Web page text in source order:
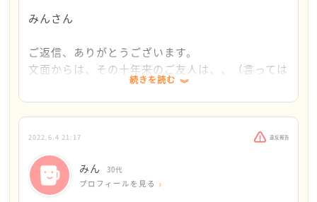
ほんとその通り。
は心の底にこういった気持ちがあるので、敢えて書か
せていただきました。
頂きたい〜(>_<)
感じたことに気付いてないんだと思います。だから
お友達も「バカにしてるでしょ」と言われたことが
自分の思いを否定して決めつけられたと感じたので
みんさんがお友達に正直に気持ちを伝えられたこ
と、とてもすごいなと思います。勇気が必要だった
と思います。
今後の関係を良好にしたいが為の勇気ある行動で、
その時にセツ様のアドバイスの通り、｢あなたの〇
す。
本当に自分の気持ちを相手に伝えたことが殆どない
ので(お恥ずかしながら)冷静に伝えられるか分かり
ませんが、
なとも思います。とにかくもう傷つきたくないの
で。甘えかもしれませんが。。
昨日も会社で話をしたらモヤモヤしたりしまし
みんさん
ご返信、ありがとうございます。
文面からは、その十年来のご友人は、、（言っては
なんですが）みんさんとはあまり気が合わなそうに
感じました。
nobuさんへのご返信にもあったように、もうそろ
そろご自分の幸せ・気苦労少なく気楽に過ごせる
ことを考えて人付き合いを思い直してもいいかもし
れませんね。
わたしも30代後半になって、「自分の実現したいこ
続きを読む
2022.6.4 21:17 違反報告
みん 30代
プロフィールを見る